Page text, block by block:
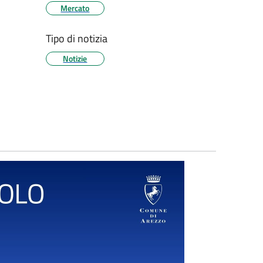
Mercato
Tipo di notizia
Notizie